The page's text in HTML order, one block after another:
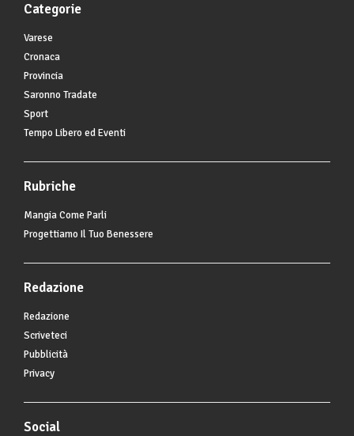
Categorie
Varese
Cronaca
Provincia
Saronno Tradate
Sport
Tempo Libero ed Eventi
Rubriche
Mangia Come Parli
Progettiamo Il Tuo Benessere
Redazione
Redazione
Scriveteci
Pubblicità
Privacy
Social